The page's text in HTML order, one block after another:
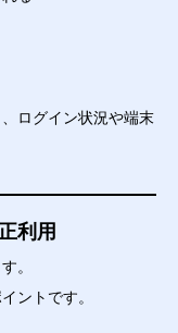
ログイン状況や端末
利用
。
ントです。